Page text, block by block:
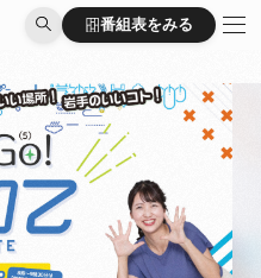
番組表をみる
番組表をみる